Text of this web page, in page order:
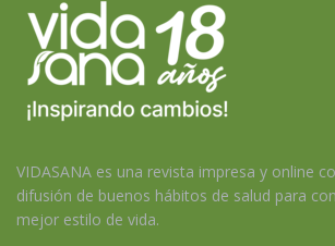
VIDASANA es una revista impresa y online
difusión de buenos hábitos de salud para
mejor estilo de vida.